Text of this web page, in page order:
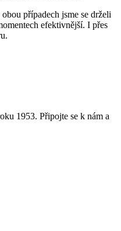
případech jsme se drželi
efektivnější. I přes
1953. Připojte se k nám a